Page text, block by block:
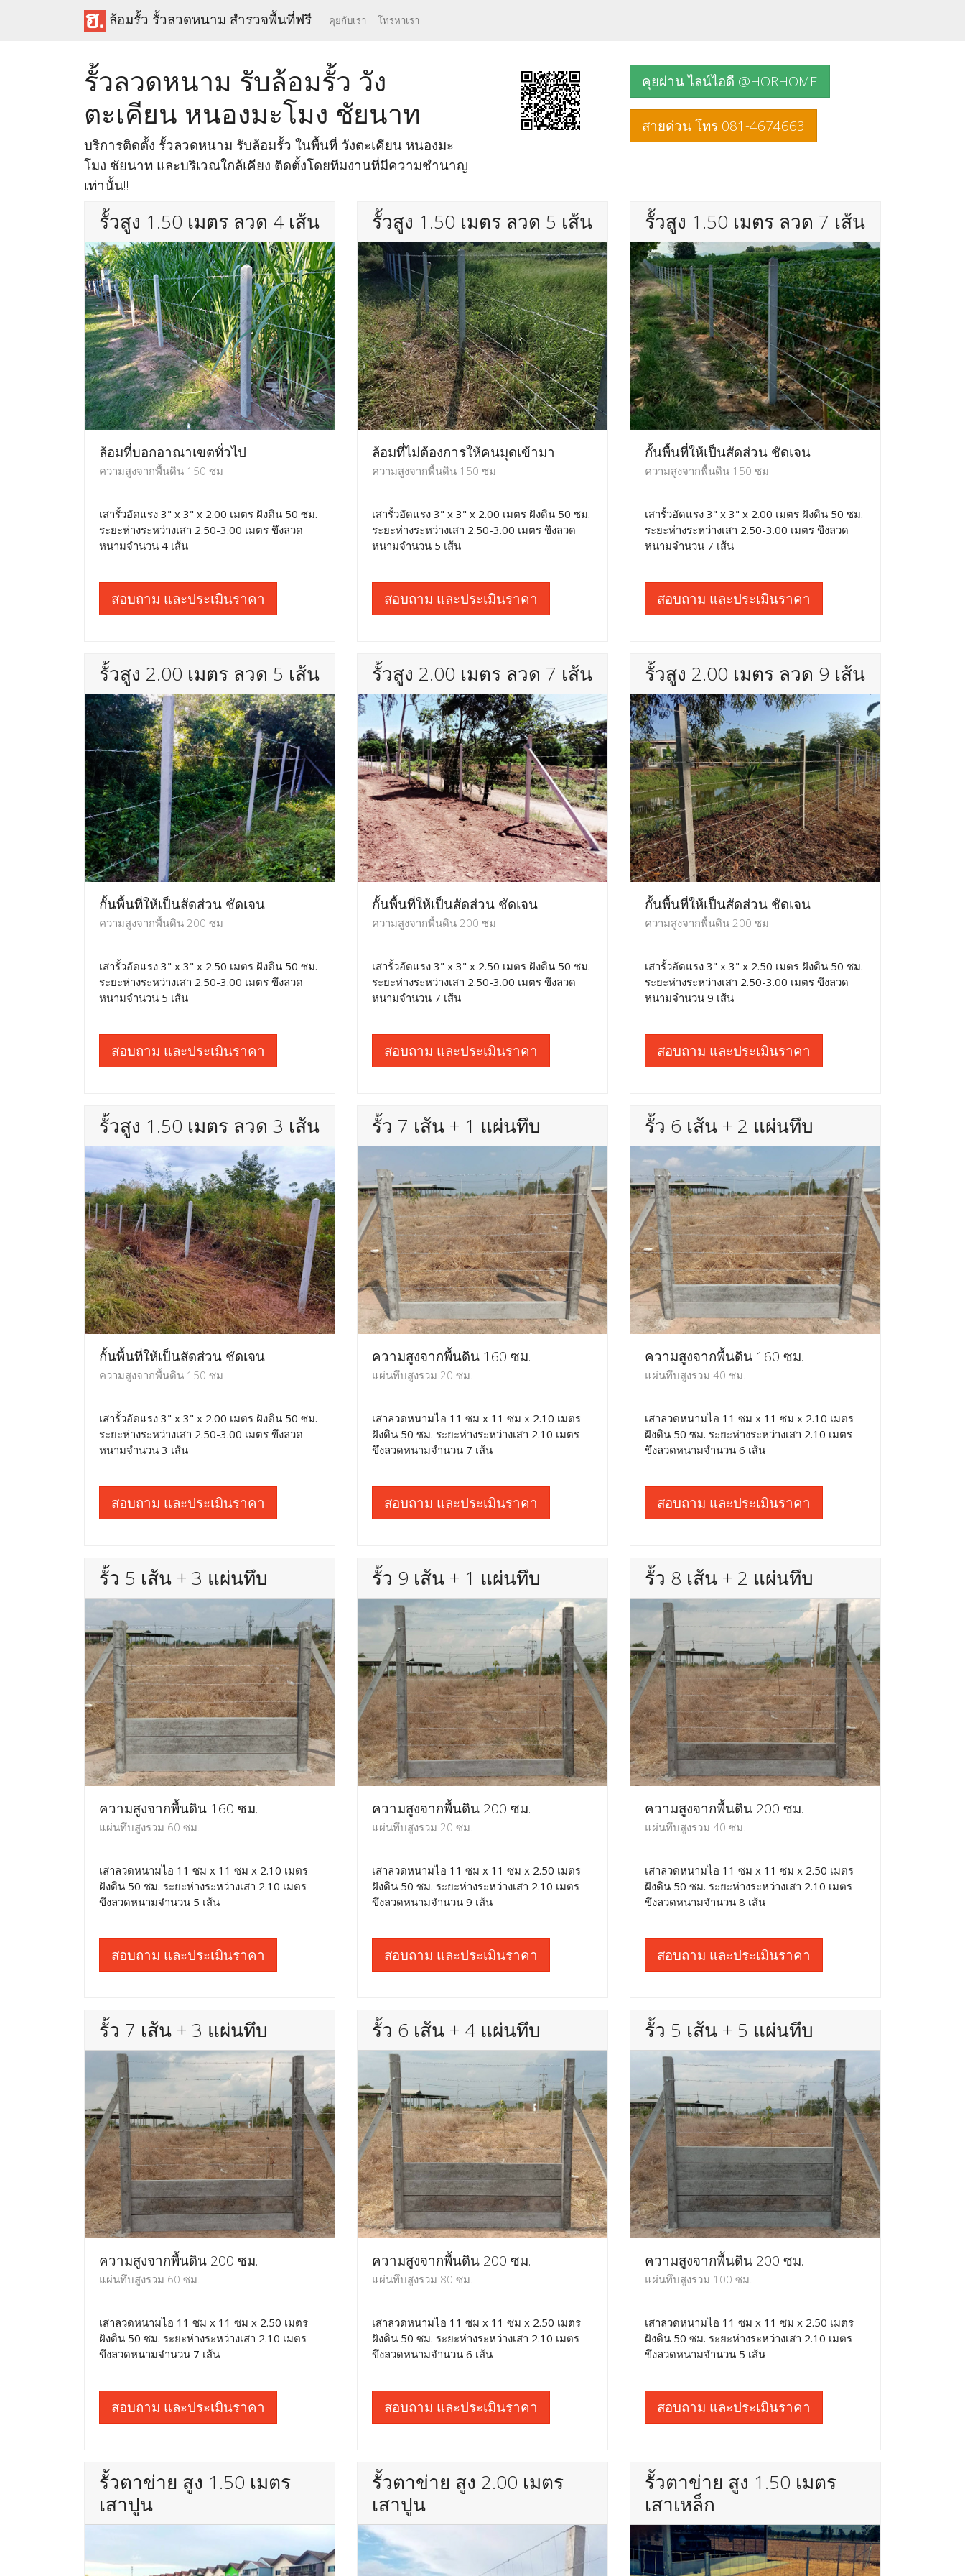
ล้อมรั้ว รั้วลวดหนาม สำรวจพื้นที่ฟรี คุยกับเรา โทรหาเรา
รั้วลวดหนาม รับล้อมรั้ว วัง
ตะเคียน หนองมะโมง ชัยนาท
บริการติดตั้ง รั้วลวดหนาม รับล้อมรั้ว ในพื้นที่ วังตะเคียน หนองมะ
โมง ชัยนาท และบริเวณใกล้เคียง ติดตั้งโดยทีมงานที่มีความชำนาญ
เท่านั้น!!
คุยผ่าน ไลน์ไอดี @HORHOME
สายด่วน โทร 081-4674663
รั้วสูง 1.50 เมตร ลวด 4 เส้น
ล้อมที่บอกอาณาเขตทั่วไป
ความสูงจากพื้นดิน 150 ซม
เสารั้วอัดแรง 3" x 3" x 2.00 เมตร ฝังดิน 50 ซม.
ระยะห่างระหว่างเสา 2.50-3.00 เมตร ขึงลวด
หนามจำนวน 4 เส้น
สอบถาม และประเมินราคา
รั้วสูง 1.50 เมตร ลวด 5 เส้น
ล้อมที่ไม่ต้องการให้คนมุดเข้ามา
ความสูงจากพื้นดิน 150 ซม
เสารั้วอัดแรง 3" x 3" x 2.00 เมตร ฝังดิน 50 ซม.
ระยะห่างระหว่างเสา 2.50-3.00 เมตร ขึงลวด
หนามจำนวน 5 เส้น
สอบถาม และประเมินราคา
รั้วสูง 1.50 เมตร ลวด 7 เส้น
กั้นพื้นที่ให้เป็นสัดส่วน ชัดเจน
ความสูงจากพื้นดิน 150 ซม
เสารั้วอัดแรง 3" x 3" x 2.00 เมตร ฝังดิน 50 ซม.
ระยะห่างระหว่างเสา 2.50-3.00 เมตร ขึงลวด
หนามจำนวน 7 เส้น
สอบถาม และประเมินราคา
รั้วสูง 2.00 เมตร ลวด 5 เส้น
กั้นพื้นที่ให้เป็นสัดส่วน ชัดเจน
ความสูงจากพื้นดิน 200 ซม
เสารั้วอัดแรง 3" x 3" x 2.50 เมตร ฝังดิน 50 ซม.
ระยะห่างระหว่างเสา 2.50-3.00 เมตร ขึงลวด
หนามจำนวน 5 เส้น
สอบถาม และประเมินราคา
รั้วสูง 2.00 เมตร ลวด 7 เส้น
กั้นพื้นที่ให้เป็นสัดส่วน ชัดเจน
ความสูงจากพื้นดิน 200 ซม
เสารั้วอัดแรง 3" x 3" x 2.50 เมตร ฝังดิน 50 ซม.
ระยะห่างระหว่างเสา 2.50-3.00 เมตร ขึงลวด
หนามจำนวน 7 เส้น
สอบถาม และประเมินราคา
รั้วสูง 2.00 เมตร ลวด 9 เส้น
กั้นพื้นที่ให้เป็นสัดส่วน ชัดเจน
ความสูงจากพื้นดิน 200 ซม
เสารั้วอัดแรง 3" x 3" x 2.50 เมตร ฝังดิน 50 ซม.
ระยะห่างระหว่างเสา 2.50-3.00 เมตร ขึงลวด
หนามจำนวน 9 เส้น
สอบถาม และประเมินราคา
รั้วสูง 1.50 เมตร ลวด 3 เส้น
กั้นพื้นที่ให้เป็นสัดส่วน ชัดเจน
ความสูงจากพื้นดิน 150 ซม
เสารั้วอัดแรง 3" x 3" x 2.00 เมตร ฝังดิน 50 ซม.
ระยะห่างระหว่างเสา 2.50-3.00 เมตร ขึงลวด
หนามจำนวน 3 เส้น
สอบถาม และประเมินราคา
รั้ว 7 เส้น + 1 แผ่นทึบ
ความสูงจากพื้นดิน 160 ซม.
แผ่นทึบสูงรวม 20 ซม.
เสาลวดหนามไอ 11 ซม x 11 ซม x 2.10 เมตร
ฝังดิน 50 ซม. ระยะห่างระหว่างเสา 2.10 เมตร
ขึงลวดหนามจำนวน 7 เส้น
สอบถาม และประเมินราคา
รั้ว 6 เส้น + 2 แผ่นทึบ
ความสูงจากพื้นดิน 160 ซม.
แผ่นทึบสูงรวม 40 ซม.
เสาลวดหนามไอ 11 ซม x 11 ซม x 2.10 เมตร
ฝังดิน 50 ซม. ระยะห่างระหว่างเสา 2.10 เมตร
ขึงลวดหนามจำนวน 6 เส้น
สอบถาม และประเมินราคา
รั้ว 5 เส้น + 3 แผ่นทึบ
ความสูงจากพื้นดิน 160 ซม.
แผ่นทึบสูงรวม 60 ซม.
เสาลวดหนามไอ 11 ซม x 11 ซม x 2.10 เมตร
ฝังดิน 50 ซม. ระยะห่างระหว่างเสา 2.10 เมตร
ขึงลวดหนามจำนวน 5 เส้น
สอบถาม และประเมินราคา
รั้ว 9 เส้น + 1 แผ่นทึบ
ความสูงจากพื้นดิน 200 ซม.
แผ่นทึบสูงรวม 20 ซม.
เสาลวดหนามไอ 11 ซม x 11 ซม x 2.50 เมตร
ฝังดิน 50 ซม. ระยะห่างระหว่างเสา 2.10 เมตร
ขึงลวดหนามจำนวน 9 เส้น
สอบถาม และประเมินราคา
รั้ว 8 เส้น + 2 แผ่นทึบ
ความสูงจากพื้นดิน 200 ซม.
แผ่นทึบสูงรวม 40 ซม.
เสาลวดหนามไอ 11 ซม x 11 ซม x 2.50 เมตร
ฝังดิน 50 ซม. ระยะห่างระหว่างเสา 2.10 เมตร
ขึงลวดหนามจำนวน 8 เส้น
สอบถาม และประเมินราคา
รั้ว 7 เส้น + 3 แผ่นทึบ
ความสูงจากพื้นดิน 200 ซม.
แผ่นทึบสูงรวม 60 ซม.
เสาลวดหนามไอ 11 ซม x 11 ซม x 2.50 เมตร
ฝังดิน 50 ซม. ระยะห่างระหว่างเสา 2.10 เมตร
ขึงลวดหนามจำนวน 7 เส้น
สอบถาม และประเมินราคา
รั้ว 6 เส้น + 4 แผ่นทึบ
ความสูงจากพื้นดิน 200 ซม.
แผ่นทึบสูงรวม 80 ซม.
เสาลวดหนามไอ 11 ซม x 11 ซม x 2.50 เมตร
ฝังดิน 50 ซม. ระยะห่างระหว่างเสา 2.10 เมตร
ขึงลวดหนามจำนวน 6 เส้น
สอบถาม และประเมินราคา
รั้ว 5 เส้น + 5 แผ่นทึบ
ความสูงจากพื้นดิน 200 ซม.
แผ่นทึบสูงรวม 100 ซม.
เสาลวดหนามไอ 11 ซม x 11 ซม x 2.50 เมตร
ฝังดิน 50 ซม. ระยะห่างระหว่างเสา 2.10 เมตร
ขึงลวดหนามจำนวน 5 เส้น
สอบถาม และประเมินราคา
รั้วตาข่าย สูง 1.50 เมตร
เสาปูน
รั้วตาข่าย สูง 2.00 เมตร
เสาปูน
รั้วตาข่าย สูง 1.50 เมตร
เสาเหล็ก